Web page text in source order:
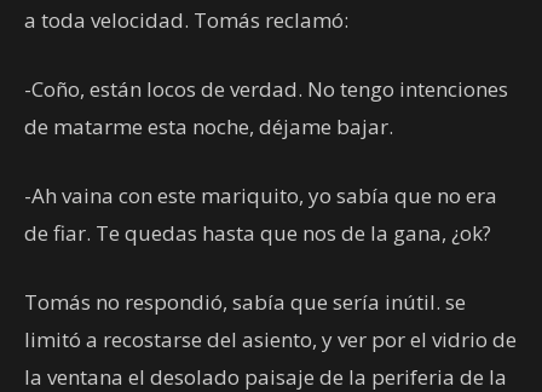
a toda velocidad. Tomás reclamó:
-Coño, están locos de verdad. No tengo intenciones
de matarme esta noche, déjame bajar.
-Ah vaina con este mariquito, yo sabía que no era
de fiar. Te quedas hasta que nos de la gana, ¿ok?
Tomás no respondió, sabía que sería inútil. se
limitó a recostarse del asiento, y ver por el vidrio de
la ventana el desolado paisaje de la periferia de la